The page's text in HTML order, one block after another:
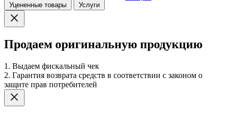
Уцененные товары Услуги
Продаем оригинальную продукцию
1. Выдаем фискальный чек
2. Гарантия возврата средств в соответствии с законом о
защите прав потребителей